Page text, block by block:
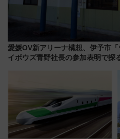
愛媛OV新アリーナ構想、伊予市
イボウズ青野社長の参加表明で探